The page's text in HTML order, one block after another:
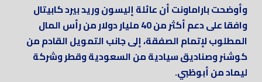
وأوضحت باراماونت أن عائلة إليسون وريد بيرد كابيتال
وافقا على دعم أكثر من 40 مليار دولار من رأس المال
المطلوب لإتمام الصفقة، إلى جانب التمويل القادم من
كوشنر وصناديق سيادية من السعودية وقطر وشركة
ليماد من أبوظبي.